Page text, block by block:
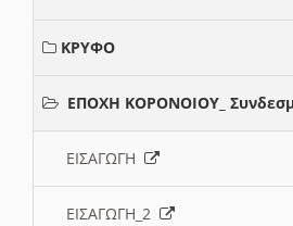
ΚΡΥΦΟ
ΕΠΟΧΗ ΚΟΡΟΝΟΙΟΥ_
ΕΙΣΑΓΩΓΗ
ΕΙΣΑΓΩΓΗ_2